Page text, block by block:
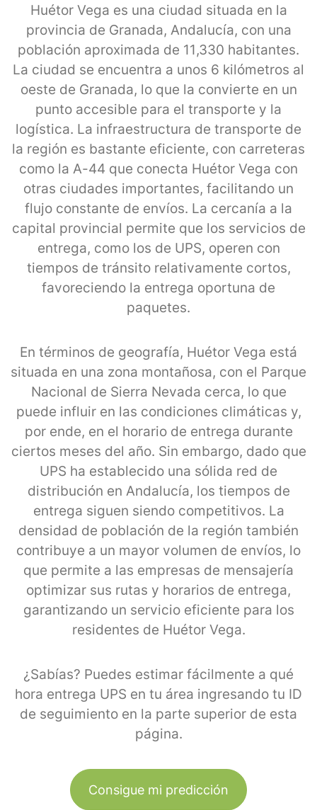
Huétor Vega es una ciudad situada en la
provincia de Granada, Andalucía, con una
población aproximada de 11,330 habitantes.
La ciudad se encuentra a unos 6 kilómetros al
oeste de Granada, lo que la convierte en un
punto accesible para el transporte y la
logística. La infraestructura de transporte de
la región es bastante eficiente, con carreteras
como la A-44 que conecta Huétor Vega con
otras ciudades importantes, facilitando un
flujo constante de envíos. La cercanía a la
capital provincial permite que los servicios de
entrega, como los de UPS, operen con
tiempos de tránsito relativamente cortos,
favoreciendo la entrega oportuna de
paquetes.
En términos de geografía, Huétor Vega está
situada en una zona montañosa, con el Parque
Nacional de Sierra Nevada cerca, lo que
puede influir en las condiciones climáticas y,
por ende, en el horario de entrega durante
ciertos meses del año. Sin embargo, dado que
UPS ha establecido una sólida red de
distribución en Andalucía, los tiempos de
entrega siguen siendo competitivos. La
densidad de población de la región también
contribuye a un mayor volumen de envíos, lo
que permite a las empresas de mensajería
optimizar sus rutas y horarios de entrega,
garantizando un servicio eficiente para los
residentes de Huétor Vega.
¿Sabías? Puedes estimar fácilmente a qué
hora entrega UPS en tu área ingresando tu ID
de seguimiento en la parte superior de esta
página.
Consigue mi predicción